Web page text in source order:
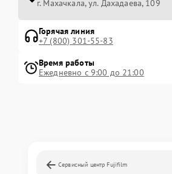
г. Махачкала, ул. Дахадаева, 109
Горячая линия
+7 (800) 301-55-83
Время работы
Ежедневно с 9:00 до 21:00
Сервисный центр Fujifilm